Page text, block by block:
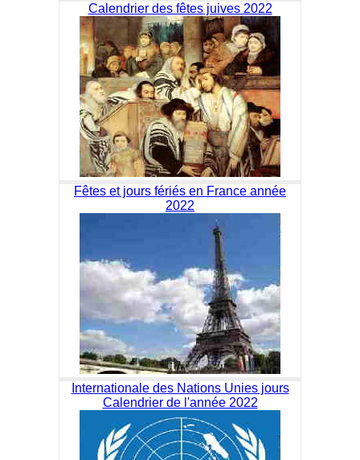
Calendrier des fêtes juives 2022
Fêtes et jours fériés en France année
2022
Internationale des Nations Unies jours
Calendrier de l'année 2022